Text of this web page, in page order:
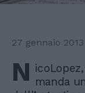
27 gennaio 2013
N manda